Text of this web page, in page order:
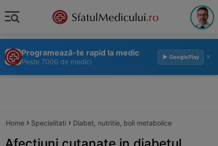
Programează-te rapid la medic
Peste 7000 de medici
▶ GooglePlay ×
Home › Specialitati › Diabet, nutritie, boli metabolice